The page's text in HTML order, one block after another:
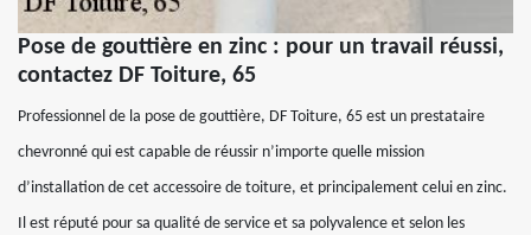
Pose de gouttière en zinc : pour un travail réussi,
contactez DF Toiture, 65
Professionnel de la pose de gouttière, DF Toiture, 65 est un prestataire
chevronné qui est capable de réussir n’importe quelle mission
d’installation de cet accessoire de toiture, et principalement celui en zinc.
Il est réputé pour sa qualité de service et sa polyvalence et selon les